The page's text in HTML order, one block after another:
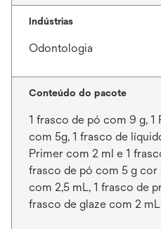
Indústrias
Odontologia
Conteúdo do pacote
1 frasco de pó com 9 g,
com 5g, 1 frasco de
Primer com 2 ml e 1
frasco de pó com 5 g cor
com 2,5 mL, 1 frasco de
frasco de glaze com 2 mL